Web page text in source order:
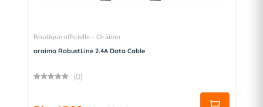
Boutique officielle – Oraimo
oraimo RobustLine 2.4A Data Cable
(0)